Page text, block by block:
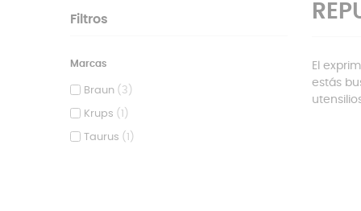
Filtros
Marcas
Braun (3)
Krups (1)
Taurus (1)
El
estás